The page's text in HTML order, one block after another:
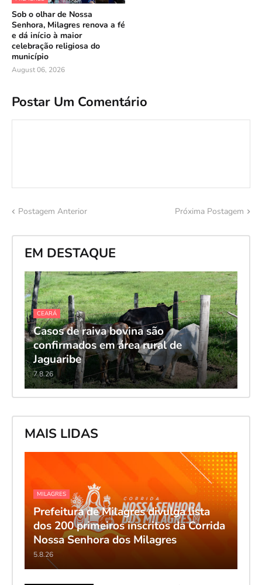
Sob o olhar de Nossa
Senhora, Milagres renova a fé
e dá início à maior
celebração religiosa do
município
August 06, 2026
Postar Um Comentário
Postagem Anterior Próxima Postagem
EM DESTAQUE
CEARÁ
Casos de raiva bovina são
confirmados em área rural de
Jaguaribe
7.8.26
MAIS LIDAS
MILAGRES
Prefeitura de Milagres divulga lista
dos 200 primeiros inscritos da Corrida
Nossa Senhora dos Milagres
5.8.26